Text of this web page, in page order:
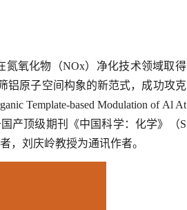
氮氧化物（NOx）净化技术领域取得
铝原子空间构象的新范式，成功攻克
Template-based Modulation of Al At
国产顶级期刊《中国科学：化学》（S
，刘庆岭教授为通讯作者。